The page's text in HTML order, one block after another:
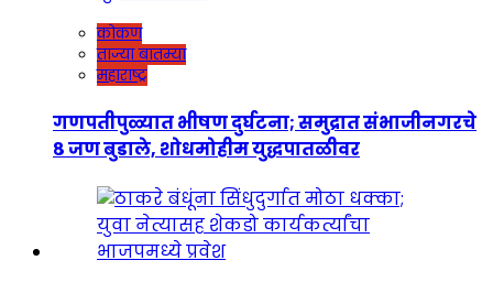
कोकण
ताज्या बातम्या
महाराष्ट्र
गणपतीपुळ्यात भीषण दुर्घटना; समुद्रात संभाजीनगरचे
८ जण बुडाले, शोधमोहीम युद्धपातळीवर